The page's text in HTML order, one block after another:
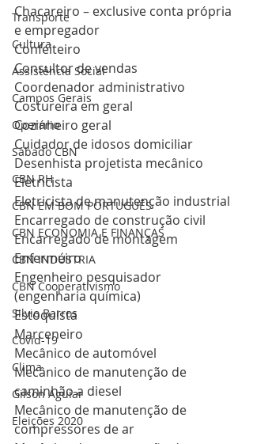
Transporte
Cultura
Assistência Social
Campos Gerais
Operário
Sábado CBN
CBN RH
CBN EM BOM PORTUGUÊS
CBN ECONOMIA E FINANÇAS
CBN INDÚSTRIA
CBN Cooperativismo
Silvio Barros
Covid-19
Clima
Gilson Aguiar
Eleições 2020
Chacareiro – exclusive conta própria
e empregador
Confeiteiro
Consultor de vendas
Coordenador administrativo
Costureira em geral
Cozinheiro geral
Cuidador de idosos domiciliar
Desenhista projetista mecânico
Eletricista
Eletricista de manutenção industrial
Encarregado de construção civil
Encarregado de montagem
Enfermeiro
Engenheiro pesquisador
(engenharia química)
Estoquista
Marceneiro
Mecânico de automóvel
Mecânico de manutenção de
caminhão a diesel
Mecânico de manutenção de
compressores de ar